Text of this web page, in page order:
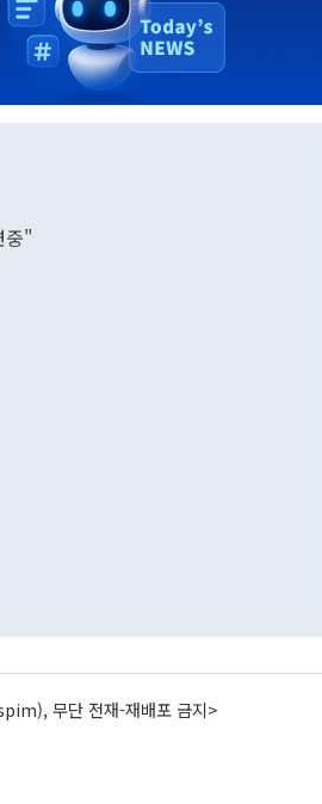
중"
무단 전재-재배포 금지>